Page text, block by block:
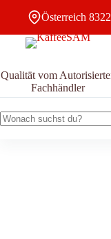
Österreich
Qualität vom
Fachhändler